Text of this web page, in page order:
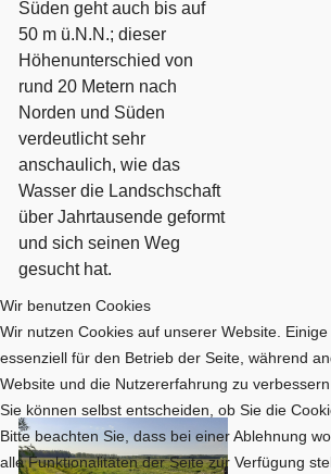
Süden geht auch bis auf
50 m ü.N.N.; dieser
Höhenunterschied von
rund 20 Metern nach
Norden und Süden
verdeutlicht sehr
anschaulich, wie das
Wasser die Landschschaft
über Jahrtausende geformt
und sich seinen Weg
gesucht hat.
Wir benutzen Cookies
Wir nutzen Cookies auf unserer Website.
essenziell für den Betrieb der Seite, während
Website und die Nutzererfahrung zu
Sie können selbst entscheiden, ob Sie die
Bitte beachten Sie, dass bei einer Ablehnung
alle Funktionalitäten der Seite zur Verfügung